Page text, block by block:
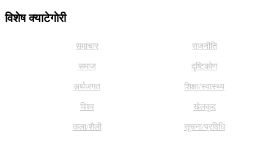
विशेष क्याटेगाेरी
समाचार राजनीति
समाज दृष्टिकोण
अर्थजगत शिक्षा/स्वास्थ्य
विश्व खेलकुद
कला/शैली सूचना/प्रविधि